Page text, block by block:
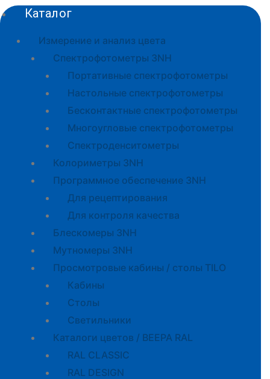
Каталог
Измерение и анализ цвета
Спектрофотометры 3NH
Портативные спектрофотометры
Настольные спектрофотометры
Бесконтактные спектрофотометры
Многоугловые спектрофотометры
Спектроденситометры
Колориметры 3NH
Программное обеспечение 3NH
Для рецептирования
Для контроля качества
Блескомеры 3NH
Мутномеры 3NH
Просмотровые кабины / столы TILO
Кабины
Cтолы
Светильники
Каталоги цветов / BEEPA RAL
RAL CLASSIC
RAL DESIGN